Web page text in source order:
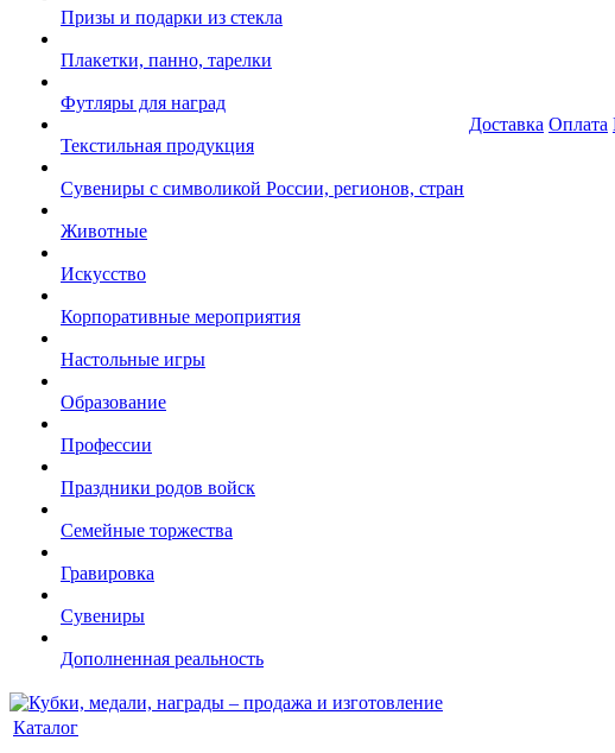
Призы и подарки из стекла
Плакетки, панно, тарелки
Футляры для наград
Текстильная продукция
Сувениры с символикой России, регионов, стран
Животные
Искусство
Корпоративные мероприятия
Настольные игры
Образование
Профессии
Праздники родов войск
Семейные торжества
Гравировка
Сувениры
Дополненная реальность
Доставка Оплата
Каталог